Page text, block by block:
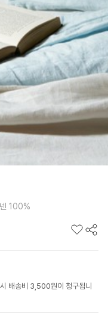
100%
배송비 3,500원이 청구됩니